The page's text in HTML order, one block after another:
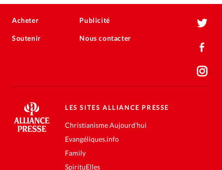
Acheter
Soutenir
Publicité
Nous contacter
LES SITES ALLIANCE PRESSE
Christianisme Aujourd'hui
Evangéliques.info
Family
SpirituElles